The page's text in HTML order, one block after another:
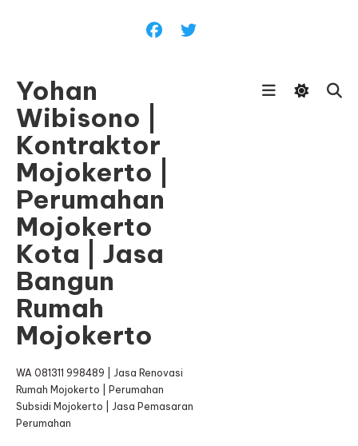
Yohan
Wibisono |
Kontraktor
Mojokerto |
Perumahan
Mojokerto
Kota | Jasa
Bangun
Rumah
Mojokerto
WA 081311 998489 | Jasa Renovasi
Rumah Mojokerto | Perumahan
Subsidi Mojokerto | Jasa Pemasaran
Perumahan